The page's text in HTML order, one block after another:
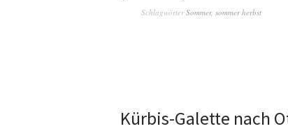
SchlagwörterSommer, sommer herbst
Kürbis-Galette nach